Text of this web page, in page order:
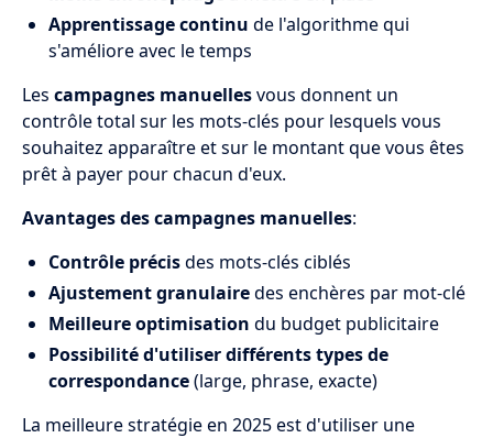
Apprentissage continu de l'algorithme qui
s'améliore avec le temps
Les campagnes manuellesvous donnent un
contrôle total sur les mots-clés pour lesquels vous
souhaitez apparaître et sur le montant que vous êtes
prêt à payer pour chacun d'eux.
Avantages des campagnes manuelles:
Contrôle précisdes mots-clés ciblés
Ajustement granulairedes enchères par mot-clé
Meilleure optimisation du budget publicitaire
Possibilité d'utiliser différents types de
correspondance(large, phrase, exacte)
La meilleure stratégie en 2025 est d'utiliser une